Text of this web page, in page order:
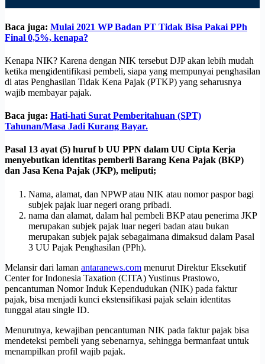
Baca juga: Mulai 2021 WP Badan PT Tidak Bisa Pakai PPh
Final 0,5%, kenapa?
Kenapa NIK? Karena dengan NIK tersebut DJP akan lebih mudah
ketika mengidentifikasi pembeli, siapa yang mempunyai penghasilan
di atas Penghasilan Tidak Kena Pajak (PTKP) yang seharusnya
wajib membayar pajak.
Baca juga: Hati-hati Surat Pemberitahuan (SPT)
Tahunan/Masa Jadi Kurang Bayar.
Pasal 13 ayat (5) huruf b UU PPN dalam UU Cipta Kerja
menyebutkan identitas pemberli Barang Kena Pajak (BKP)
dan Jasa Kena Pajak (JKP), meliputi;
Nama, alamat, dan NPWP atau NIK atau nomor paspor bagi
subjek pajak luar negeri orang pribadi.
nama dan alamat, dalam hal pembeli BKP atau penerima JKP
merupakan subjek pajak luar negeri badan atau bukan
merupakan subjek pajak sebagaimana dimaksud dalam Pasal
3 UU Pajak Penghasilan (PPh).
Melansir dari laman antaranews.com menurut Direktur Eksekutif
Center for Indonesia Taxation (CITA) Yustinus Prastowo,
pencantuman Nomor Induk Kependudukan (NIK) pada faktur
pajak, bisa menjadi kunci ekstensifikasi pajak selain identitas
tunggal atau single ID.
Menurutnya, kewajiban pencantuman NIK pada faktur pajak bisa
mendeteksi pembeli yang sebenarnya, sehingga bermanfaat untuk
menampilkan profil wajib pajak.